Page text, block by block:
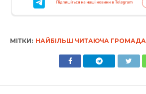
МІТКИ: НАЙБІЛЬШ ЧИТАЮЧА ГРОМАДА